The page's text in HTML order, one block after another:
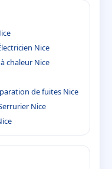
Nice
chaleur Nice
de fuites Nice
Nice